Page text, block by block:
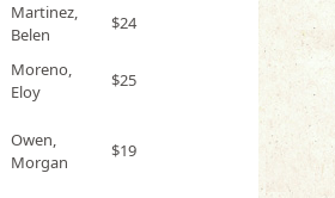
Martinez,
Belen
$24
Moreno,
Eloy
$25
Owen,
Morgan
$19